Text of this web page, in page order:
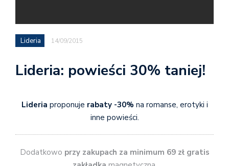
Lideria 14/09/2015
Lideria: powieści 30% taniej!
Lideria proponuje rabaty -30% na romanse, erotyki i
inne powieści.
Dodatkowo przy zakupach za minimum 69 zł gratis